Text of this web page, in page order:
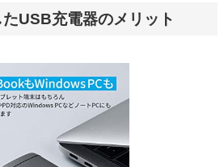
USB充電器のメリット